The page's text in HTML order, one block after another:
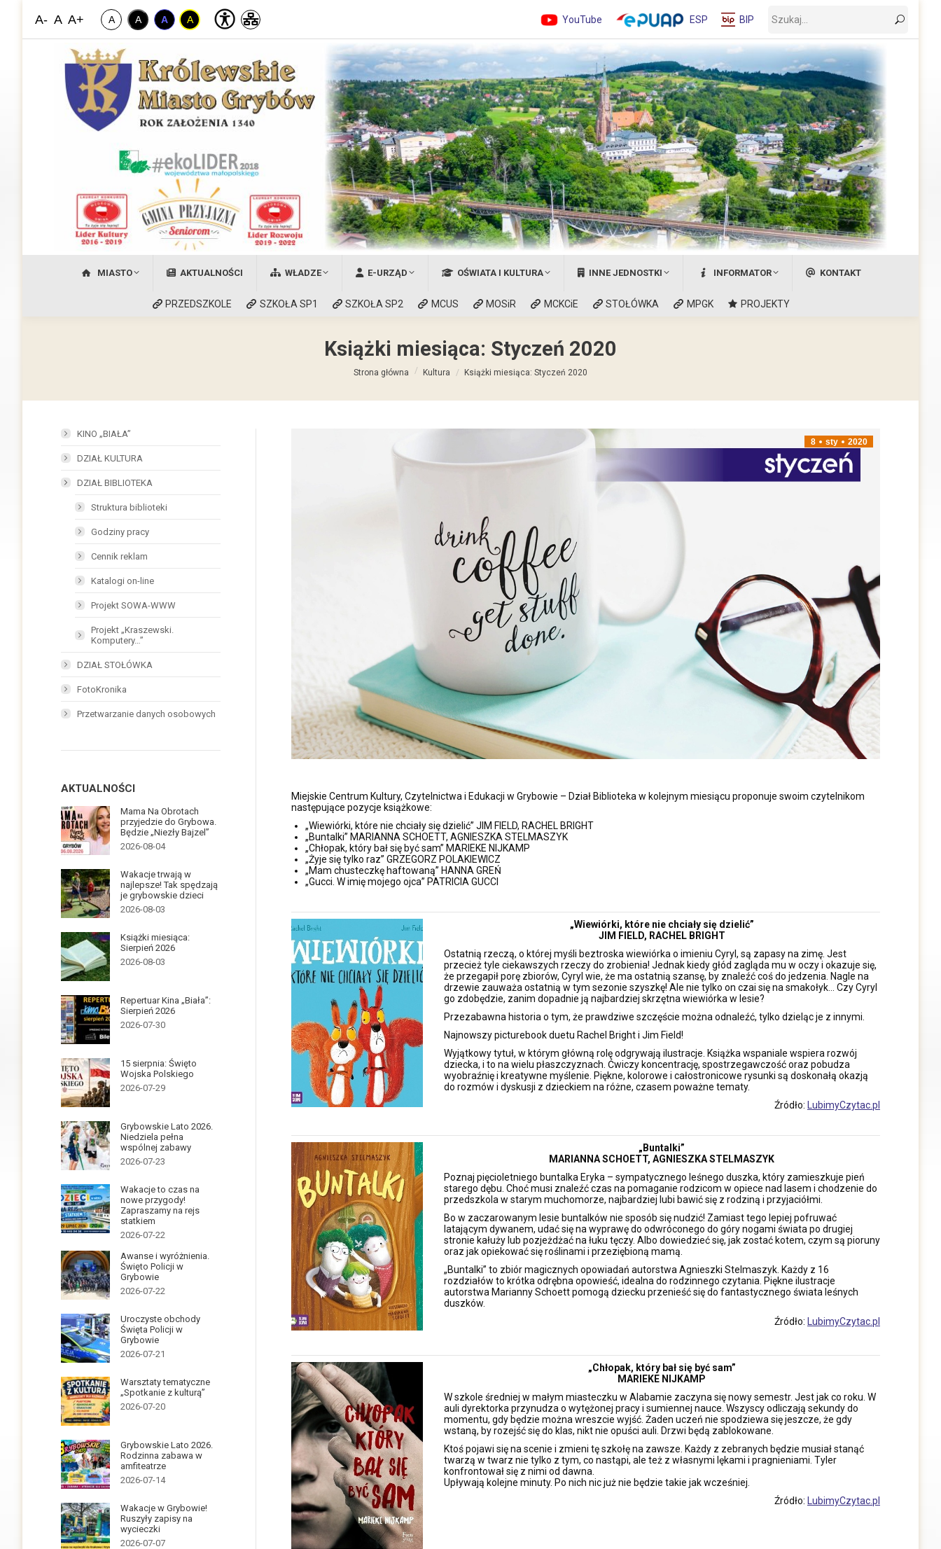
A+
A
A- A A A A YouTube ESP BIP
MIASTO AKTUALNOŚCI WŁADZE E-URZĄD OŚWIATA I KULTURA INNE JEDNOSTKI INFORMATOR KONTAKT
PRZEDSZKOLE SZKOŁA SP1 SZKOŁA SP2 MCUS MOSiR MCKCiE STOŁÓWKA MPGK PROJEKTY
Książki miesiąca: Styczeń 2020
Jesteś tutaj:
Strona główna Kultura Książki miesiąca: Styczeń 2020
sty
8 2020
Miejskie Centrum Kultury, Czytelnictwa i Edukacji w Grybowie – Dział Biblioteka w kolejnym miesiącu proponuje swoim czytelnikom
następujące pozycje książkowe:
„Wiewiórki, które nie chciały się dzielić” JIM FIELD, RACHEL BRIGHT
„Buntalki” MARIANNA SCHOETT, AGNIESZKA STELMASZYK
„Chłopak, który bał się być sam” MARIEKE NIJKAMP
„Żyje się tylko raz” GRZEGORZ POLAKIEWICZ
„Mam chusteczkę haftowaną” HANNA GREŃ
„Gucci. W imię mojego ojca” PATRICIA GUCCI
„Wiewiórki, które nie chciały się dzielić”
JIM FIELD, RACHEL BRIGHT
Ostatnią rzeczą, o której myśli beztroska wiewiórka o imieniu Cyryl, są zapasy na zimę. Jest
przecież tyle ciekawszych rzeczy do zrobienia! Jednak kiedy głód zagląda mu w oczy i okazuje się,
że przegapił porę zbiorów, Cyryl wie, że ma ostatnią szansę, by znaleźć coś do jedzenia. Nagle na
drzewie zauważa ostatnią w tym sezonie szyszkę! Ale nie tylko on czai się na smakołyk… Czy Cyryl
go zdobędzie, zanim dopadnie ją najbardziej skrzętna wiewiórka w lesie?
Przezabawna historia o tym, że prawdziwe szczęście można odnaleźć, tylko dzieląc je z innymi.
Najnowszy picturebook duetu Rachel Bright i Jim Field!
Wyjątkowy tytuł, w którym główną rolę odgrywają ilustracje. Książka wspaniale wspiera rozwój
dziecka, i to na wielu płaszczyznach. Ćwiczy koncentrację, spostrzegawczość oraz pobudza
wyobraźnię i kreatywne myślenie. Piękne, kolorowe i całostronicowe rysunki są doskonałą okazją
do rozmów i dyskusji z dzieckiem na różne, czasem poważne tematy.
Źródło: LubimyCzytac.pl
„Buntalki”
MARIANNA SCHOETT, AGNIESZKA STELMASZYK
Poznaj pięcioletniego buntalka Eryka – sympatycznego leśnego duszka, który zamieszkuje pień
starego dębu. Choć musi znaleźć czas na pomaganie rodzicom w opiece nad lasem i chodzenie do
przedszkola w starym muchomorze, najbardziej lubi bawić się z rodziną i przyjaciółmi.
Bo w zaczarowanym lesie buntalków nie sposób się nudzić! Zamiast tego lepiej pofruwać
latającym dywanem, udać się na wyprawę do odwróconego do góry nogami świata po drugiej
stronie kałuży lub pozjeżdżać na łuku tęczy. Albo dowiedzieć się, jak zostać kotem, czym są pioruny
oraz jak opiekować się roślinami i przeziębioną mamą.
„Buntalki” to zbiór magicznych opowiadań autorstwa Agnieszki Stelmaszyk. Każdy z 16
rozdziałów to krótka odrębna opowieść, idealna do rodzinnego czytania. Piękne ilustracje
autorstwa Marianny Schoett pomogą dziecku przenieść się do fantastycznego świata leśnych
duszków.
Źródło: LubimyCzytac.pl
„Chłopak, który bał się być sam”
MARIEKE NIJKAMP
W szkole średniej w małym miasteczku w Alabamie zaczyna się nowy semestr. Jest jak co roku. W
auli dyrektorka przynudza o wytężonej pracy i sumiennej nauce. Wszyscy odliczają sekundy do
momentu, gdy będzie można wreszcie wyjść. Żaden uczeń nie spodziewa się jeszcze, że gdy
wstaną, by rozejść się do klas, nikt nie opuści auli. Drzwi będą zablokowane.
Ktoś pojawi się na scenie i zmieni tę szkołę na zawsze. Każdy z zebranych będzie musiał stanąć
twarzą w twarz nie tylko z tym, co nastąpi, ale też z własnymi lękami i pragnieniami. Tyler
konfrontował się z nimi od dawna.
Upływają kolejne minuty. Po nich nic już nie będzie takie jak wcześniej.
Źródło: LubimyCzytac.pl
KINO „BIAŁA”
DZIAŁ KULTURA
DZIAŁ BIBLIOTEKA
Struktura biblioteki
Godziny pracy
Cennik reklam
Katalogi on-line
Projekt SOWA-WWW
Projekt „Kraszewski.
Komputery…”
DZIAŁ STOŁÓWKA
FotoKronika
Przetwarzanie danych osobowych
AKTUALNOŚCI
Mama Na Obrotach
przyjedzie do Grybowa.
Będzie „Niezły Bajzel”
2026-08-04
Wakacje trwają w
najlepsze! Tak spędzają
je grybowskie dzieci
2026-08-03
Książki miesiąca:
Sierpień 2026
2026-08-03
Repertuar Kina „Biała”:
Sierpień 2026
2026-07-30
15 sierpnia: Święto
Wojska Polskiego
2026-07-29
Grybowskie Lato 2026.
Niedziela pełna
wspólnej zabawy
2026-07-23
Wakacje to czas na
nowe przygody!
Zapraszamy na rejs
statkiem
2026-07-22
Awanse i wyróżnienia.
Święto Policji w
Grybowie
2026-07-22
Uroczyste obchody
Święta Policji w
Grybowie
2026-07-21
Warsztaty tematyczne
„Spotkanie z kulturą”
2026-07-20
Grybowskie Lato 2026.
Rodzinna zabawa w
amfiteatrze
2026-07-14
Wakacje w Grybowie!
Ruszyły zapisy na
wycieczki
2026-07-07